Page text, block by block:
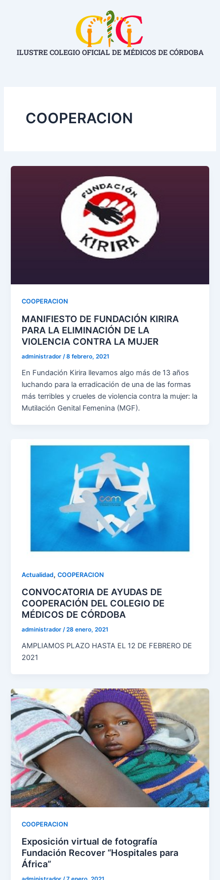
ILUSTRE COLEGIO OFICIAL DE MÉDICOS DE CÓRDOBA
COOPERACION
COOPERACION
MANIFIESTO DE FUNDACIÓN KIRIRA
PARA LA ELIMINACIÓN DE LA
VIOLENCIA CONTRA LA MUJER
administrador/8 febrero, 2021
En Fundación Kirira llevamos algo más de 13 años
luchando para la erradicación de una de las formas
más terribles y crueles de violencia contra la mujer: la
Mutilación Genital Femenina (MGF).
Actualidad,COOPERACION
CONVOCATORIA DE AYUDAS DE
COOPERACIÓN DEL COLEGIO DE
MÉDICOS DE CÓRDOBA
administrador/28 enero, 2021
AMPLIAMOS PLAZO HASTA EL 12 DE FEBRERO DE
2021
COOPERACION
Exposición virtual de fotografía
Fundación Recover “Hospitales para
África”